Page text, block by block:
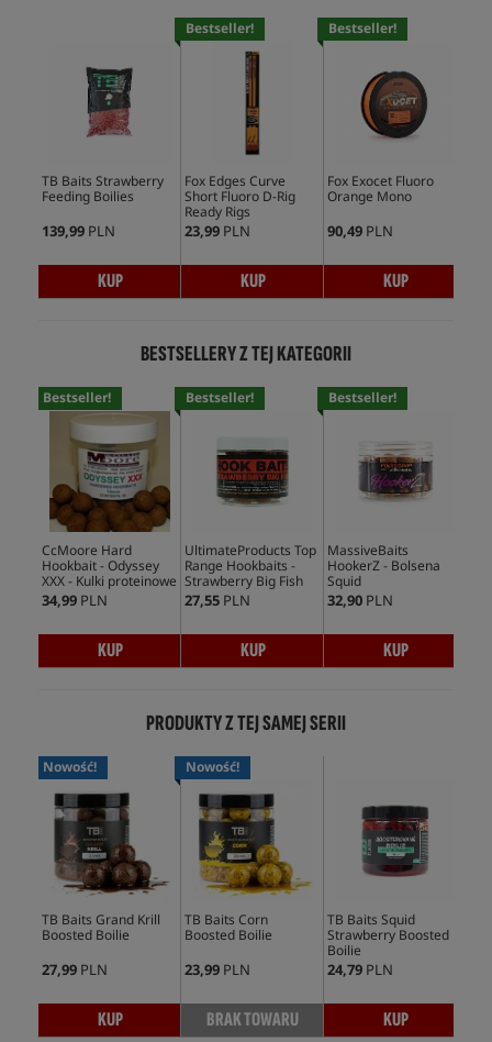
TB Baits Strawberry
Feeding Boilies
139,99 PLN
KUP
Bestseller!
Fox Edges Curve
Short Fluoro D-Rig
Ready Rigs
23,99 PLN
KUP
Bestseller!
Fox Exocet Fluoro
Orange Mono
90,49 PLN
KUP
BESTSELLERY Z TEJ KATEGORII
Bestseller!
CcMoore Hard
Hookbait - Odyssey
XXX - Kulki proteinowe
34,99 PLN
KUP
Bestseller!
UltimateProducts Top
Range Hookbaits -
Strawberry Big Fish
27,55 PLN
KUP
Bestseller!
MassiveBaits
HookerZ - Bolsena
Squid
32,90 PLN
KUP
PRODUKTY Z TEJ SAMEJ SERII
Nowość!
TB Baits Grand Krill
Boosted Boilie
27,99 PLN
KUP
Nowość!
TB Baits Corn
Boosted Boilie
23,99 PLN
BRAK TOWARU
TB Baits Squid
Strawberry Boosted
Boilie
24,79 PLN
KUP